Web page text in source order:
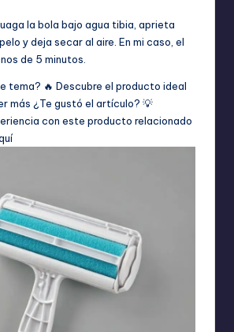
la bola bajo agua tibia, aprieta
y deja secar al aire. En mi caso, el
de 5 minutos.
tema? 🔥 Descubre el producto ideal
más ¿Te gustó el artículo? 💡
con este producto relacionado